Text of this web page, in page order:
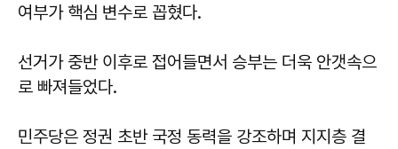
여부가 핵심 변수로 꼽혔다.
선거가 중반 이후로 접어들면서 승부는 더욱 안갯속으
로 빠져들었다.
민주당은 정권 초반 국정 동력을 강조하며 지지층 결